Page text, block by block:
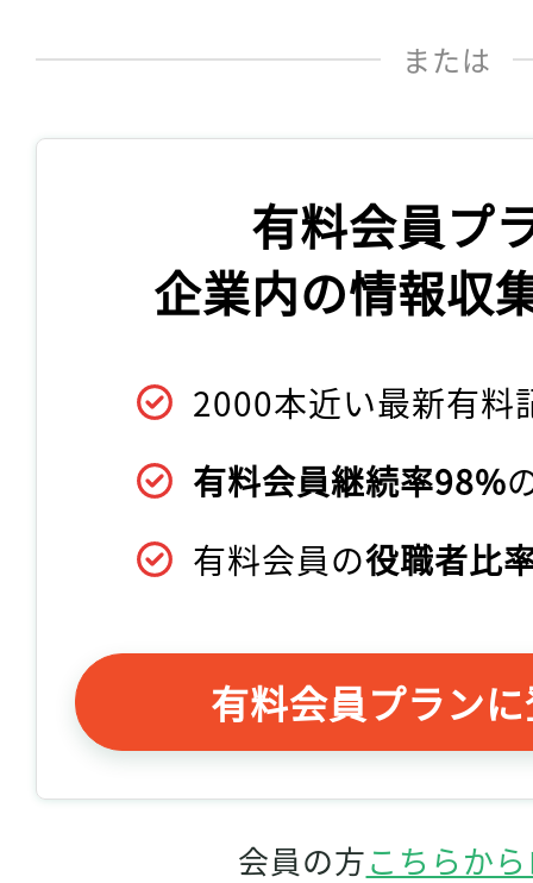
または
有料会員プ
企業内の情報収
2000本近い最新有料
有料会員継続率98%
有料会員の役職者比
有料会員プラン
会員の方こちらか